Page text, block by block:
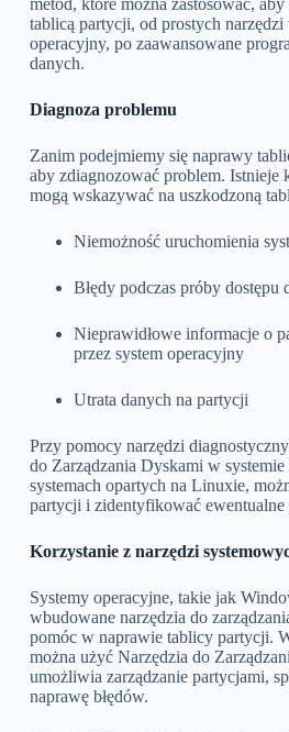
metod, które można zastosować,
tablicą partycji, od prostych
operacyjny, po zaawansowane
danych.
Diagnoza problemu
Zanim podejmiemy się naprawy
aby zdiagnozować problem. Istnieje
mogą wskazywać na uszkodzoną
Niemożność uruchomienia
Błędy podczas próby dostępu
Nieprawidłowe informacje o
przez system operacyjny
Utrata danych na partycji
Przy pomocy narzędzi
do Zarządzania Dyskami w
systemach opartych na Linuxie,
partycji i zidentyfikować ewentualne
Korzystanie z narzędzi
Systemy operacyjne, takie jak
wbudowane narzędzia do
pomóc w naprawie tablicy partycji.
można użyć Narzędzia do
umożliwia zarządzanie partycjami,
naprawę błędów.